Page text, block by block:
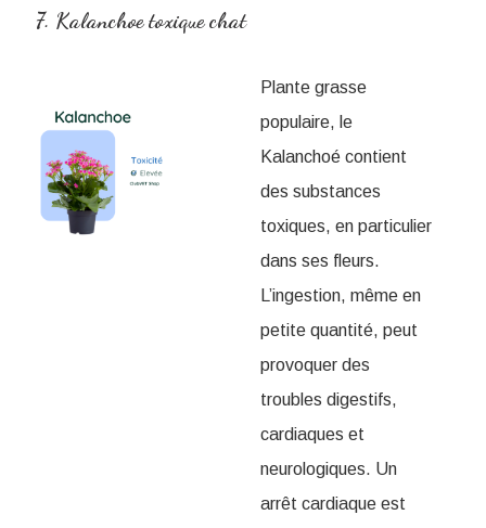
7. Kalanchoe toxique chat
Plante grasse
populaire, le
Kalanchoé contient
des substances
toxiques, en particulier
dans ses fleurs.
L’ingestion, même en
petite quantité, peut
provoquer des
troubles digestifs,
cardiaques et
neurologiques. Un
arrêt cardiaque est